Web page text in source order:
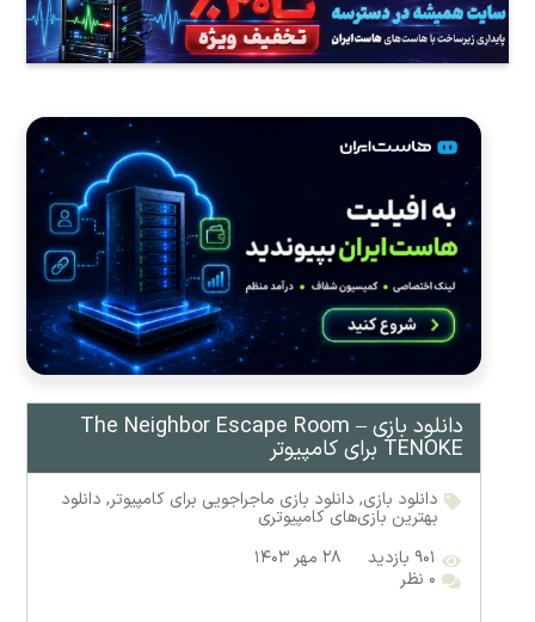
دانلود بازی The Neighbor Escape Room –
TENOKE برای کامپیوتر
دانلود بازی, دانلود بازی ماجراجویی برای کامپیوتر, دانلود
بهترین بازی‌های کامپیوتری
۹۰۱ بازدید
۲۸ مهر ۱۴۰۳
۰ نظر